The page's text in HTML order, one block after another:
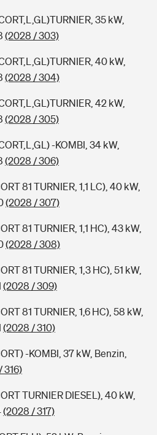
35 kW,
(2028 / 303)
40 kW,
(2028 / 304)
42 kW,
(2028 / 305)
-KOMBI, 34 kW,
(2028 / 306)
81 TURNIER, 1,1 LC), 40 kW,
(2028 / 307)
81 TURNIER, 1,1 HC), 43 kW,
(2028 / 308)
81 TURNIER, 1,3 HC), 51 kW,
(2028 / 309)
81 TURNIER, 1,6 HC), 58 kW,
(2028 / 310)
-KOMBI, 37 kW, Benzin,
316)
TURNIER DIESEL), 40 kW,
(2028 / 317)